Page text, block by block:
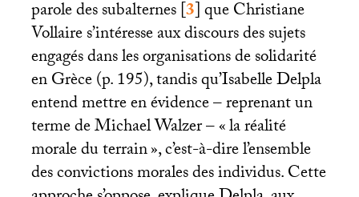
parole des subalternes[3]que Christiane
Vollaire s’intéresse aux discours des sujets
engagés dans les organisations de solidarité
en Grèce (p. 195), tandis qu’Isabelle Delpla
entend mettre en évidence – reprenant un
terme de Michael Walzer – «la réalité
morale du terrain», c’est-à-dire l’ensemble
des convictions morales des individus. Cette